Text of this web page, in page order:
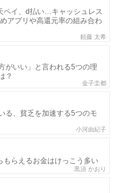
ペイ、d払い…キャッシュレス
アプリや高還元率の組み合わ
頼藤 太希
がいい」と言われる5つの理
？
金子圭都
る、貧乏を加速する5つのモ
小河由紀子
もらえるお金はけっこう多い
黒須 かおり